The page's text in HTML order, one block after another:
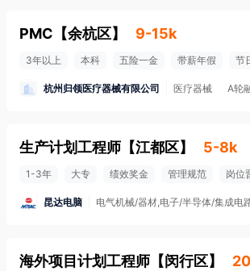
PMC 【余杭区】 9-15k
3年以上 本科 五险一金 带薪年假 节
杭州归领医疗器械有限公司 医疗器械 A轮
生产计划工程师 【江都区】 5-8k
1-3年 大专 绩效奖金 管理规范 岗位
昆达电脑 电气机械/器材,电子/半导体/集成电
海外项目计划工程师 【闵行区】